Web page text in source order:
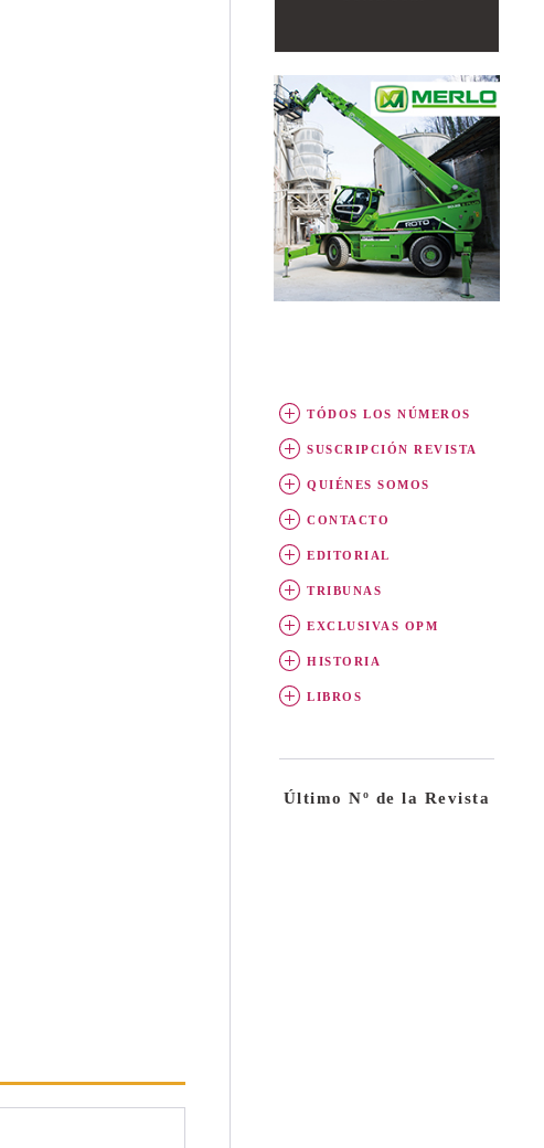
TÓDOS LOS NÚMEROS
SUSCRIPCIÓN REVISTA
QUIÉNES SOMOS
CONTACTO
EDITORIAL
TRIBUNAS
EXCLUSIVAS OPM
HISTORIA
LIBROS
Último Nº de la Revista